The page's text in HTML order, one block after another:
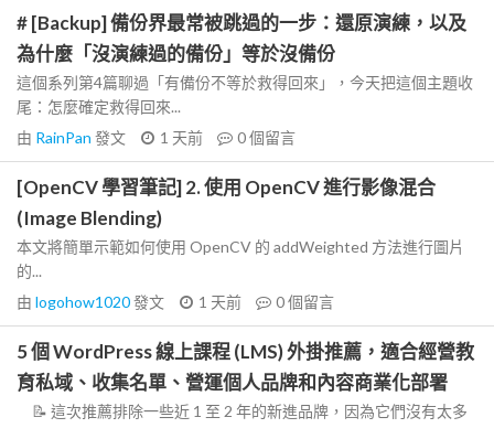
# [Backup] 備份界最常被跳過的一步：還原演練，以及
為什麼「沒演練過的備份」等於沒備份
這個系列第4篇聊過「有備份不等於救得回來」，今天把這個主題收
尾：怎麼確定救得回來...
由 RainPan 發文 1 天前 0個留言
[OpenCV 學習筆記] 2. 使用 OpenCV 進行影像混合
(Image Blending)
本文將簡單示範如何使用 OpenCV 的 addWeighted 方法進行圖片
的...
由 logohow1020發文 1 天前 0個留言
5 個 WordPress 線上課程 (LMS) 外掛推薦，適合經營教
育私域、收集名單、營運個人品牌和內容商業化部署
📝 這次推薦排除一些近 1 至 2 年的新進品牌，因為它們沒有太多